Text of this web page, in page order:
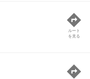
ルート
を見る